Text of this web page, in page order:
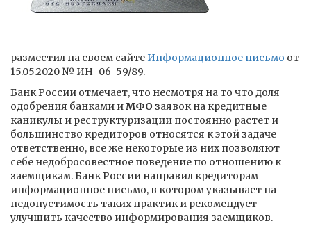
разместил на своем сайте Информационное письмо от
15.05.2020 № ИН-06-59/89.
Банк России отмечает, что несмотря на то что доля
одобрения банками иМФО заявок на кредитные
каникулы и реструктуризации постоянно растет и
большинство кредиторов относятся к этой задаче
ответственно, все же некоторые из них позволяют
себе недобросовестное поведение по отношению к
заемщикам. Банк России направил кредиторам
информационное письмо, в котором указывает на
недопустимость таких практик и рекомендует
улучшить качество информирования заемщиков.